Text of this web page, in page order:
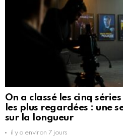
On a classé les cinq
les plus regardées : une
sur la longueur
il y a environ 7 jours